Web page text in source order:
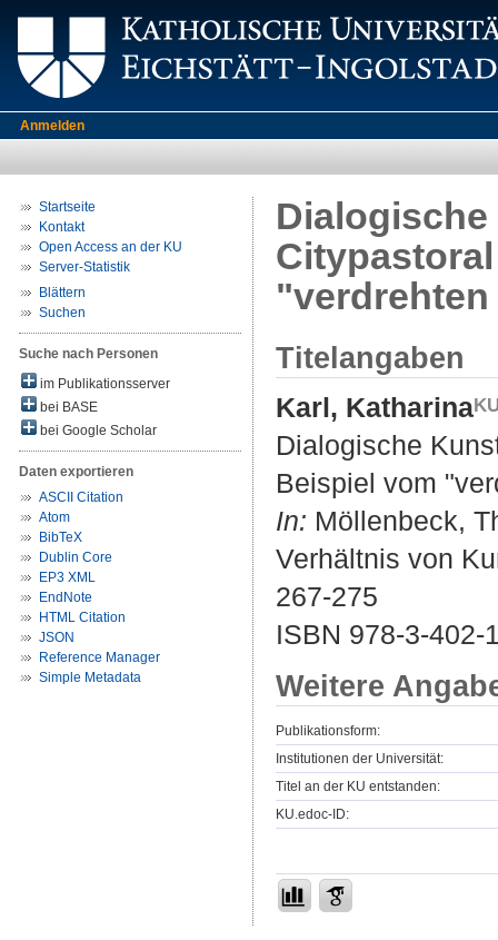
Anmelden
Startseite
Kontakt
Open Access an der KU
Server-Statistik
Blättern
Suchen
Suche nach Personen
im Publikationsserver
bei BASE
bei Google Scholar
Daten exportieren
ASCII Citation
Atom
BibTeX
Dublin Core
EP3 XML
EndNote
HTML Citation
JSON
Reference Manager
Simple Metadata
Titelangaben
Karl, Katharina
Dialogische
Beispiel vom
In: Möllenbeck,
Verhältnis von
267-275
ISBN 978-3-402-
Weitere
Publikationsform:
Institutionen der Universität:
Titel an der KU entstanden:
KU.edoc-ID: